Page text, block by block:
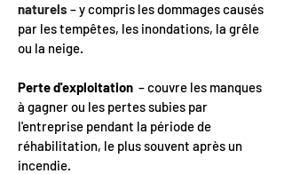
naturels – y compris les dommages causés
par les tempêtes, les inondations, la grêle
ou la neige.
Perte d'exploitation – couvre les manques
à gagner ou les pertes subies par
l'entreprise pendant la période de
réhabilitation, le plus souvent après un
incendie.